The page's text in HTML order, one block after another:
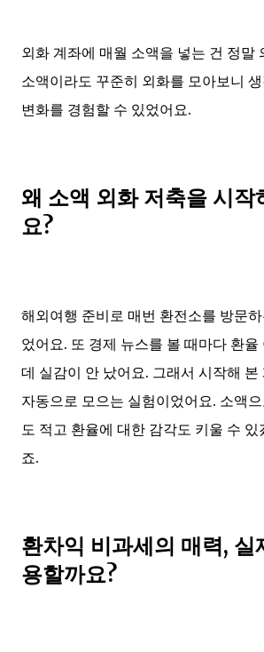
외화 계좌에 매월 소액을 넣는 건 정말
소액이라도 꾸준히 외화를 모아보니
변화를 경험할 수 있었어요.
왜 소액 외화 저축을 시작
요?
해외여행 준비로 매번 환전소를 방문
었어요. 또 경제 뉴스를 볼 때마다 환율
데 실감이 안 났어요. 그래서 시작해 본
자동으로 모으는 실험이었어요. 소액
도 적고 환율에 대한 감각도 키울 수 있
죠.
환차익 비과세의 매력, 실
용할까요?